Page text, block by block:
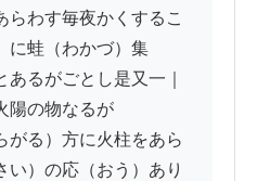
らわす毎夜かくするこ
に蛙（わかづ）集
るがごとし是又一｜
陽の物なるが
がる）方に火柱をあら
い）の応（おう）あり